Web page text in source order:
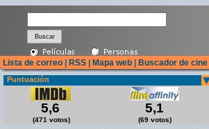
Lista de correo RSS Mapa web Buscador de cine
Puntuación
5,6
(471 votos)
5,1
(69 votos)